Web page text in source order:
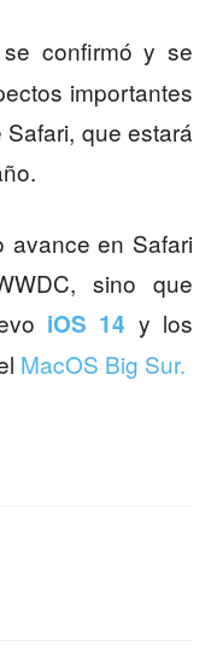
confirmó y se
importantes
que estará
avance en Safari
sino que
iOS 14 y los
MacOS Big Sur.